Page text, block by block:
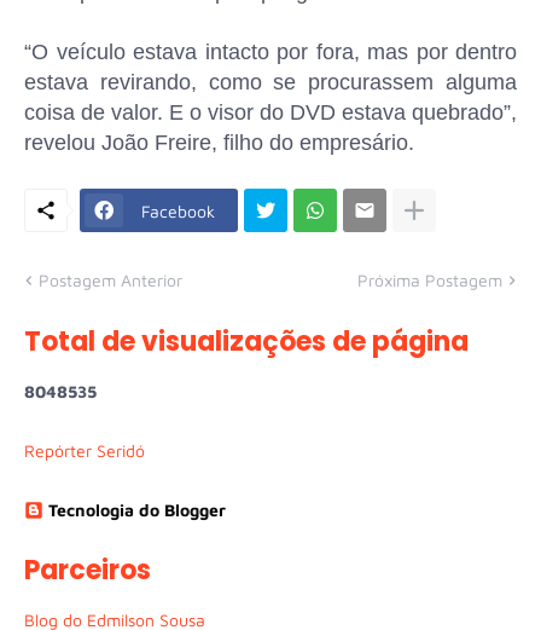
“O veículo estava intacto por fora, mas por dentro
estava revirando, como se procurassem alguma
coisa de valor. E o visor do DVD estava quebrado”,
revelou João Freire, filho do empresário.
Facebook
Postagem Anterior Próxima Postagem
Total de visualizações de página
8048535
Repórter Seridó
Tecnologia do Blogger
Parceiros
Blog do Edmilson Sousa